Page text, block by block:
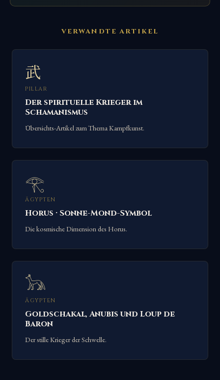
VERWANDTE ARTIKEL
武
PILLAR
Der spirituelle Krieger im
Schamanismus
Übersichts-Artikel zum Thema Kampfkunst.
𓂀
ÄGYPTEN
Horus · Sonne-Mond-Symbol
Die kosmische Dimension des Horus.
𓃥
ÄGYPTEN
Goldschakal, Anubis und Loup de
Baron
Der stille Krieger der Schwelle.